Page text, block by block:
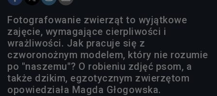
Fotografowanie zwierząt to wyjątkowe
zajęcie, wymagające cierpliwości i
wrażliwości. Jak pracuje się z
czworonożnym modelem, który nie rozumie
po "naszemu"? O robieniu zdjęć psom, a
także dzikim, egzotycznym zwierzętom
opowiedziała Magda Głogowska.